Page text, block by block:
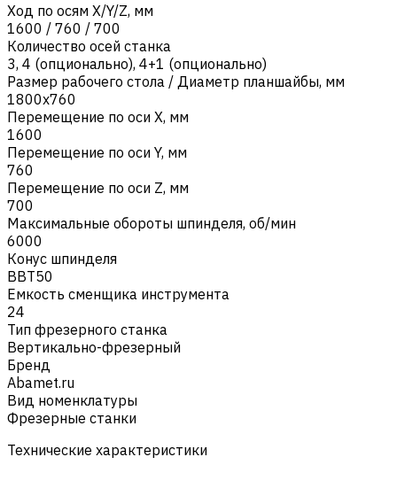
Ход по осям X/Y/Z, мм
1600 / 760 / 700
Количество осей станка
3, 4 (опционально), 4+1 (опционально)
Размер рабочего стола / Диаметр планшайбы, мм
1800х760
Перемещение по оси X, мм
1600
Перемещение по оси Y, мм
760
Перемещение по оси Z, мм
700
Максимальные обороты шпинделя, об/мин
6000
Конус шпинделя
BBT50
Емкость сменщика инструмента
24
Тип фрезерного станка
Вертикально-фрезерный
Бренд
Abamet.ru
Вид номенклатуры
Фрезерные станки
Технические характеристики